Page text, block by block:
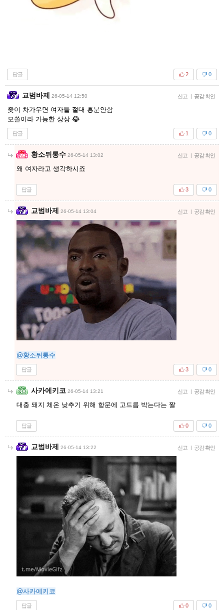
답글 0
2
교범바제 26-05-14 12:50 신고 | 공감 확인
좆이 차가우면 여자들 절대 흥분안함
모쏠이라 가능한 상상 😂
답글 0
1
황소뒤통수 26-05-14 13:02 신고 | 공감 확인
왜 여자라고 생각하시죠
답글 0
3
교범바제 26-05-14 13:04 신고 | 공감 확인
@황소뒤통수
답글 0
3
사카에키코 26-05-14 13:21 신고 | 공감 확인
대충 돼지 체온 낮추기 위해 항문에 고드름 박는다는 짤
답글 0
0
교범바제 26-05-14 13:22 신고 | 공감 확인
@사카에키코
답글 0
0